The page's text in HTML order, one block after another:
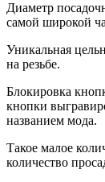
Диаметр
самой широкой
Уникальная
на резьбе.
Блокировка
кнопки
названием мода.
Такое малое
количество